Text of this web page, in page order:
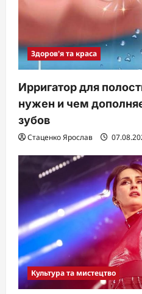
Здоров'я та краса
Ирригатор для
нужен и чем
зубов
Стаценко Ярослав
Культура та мистецтво